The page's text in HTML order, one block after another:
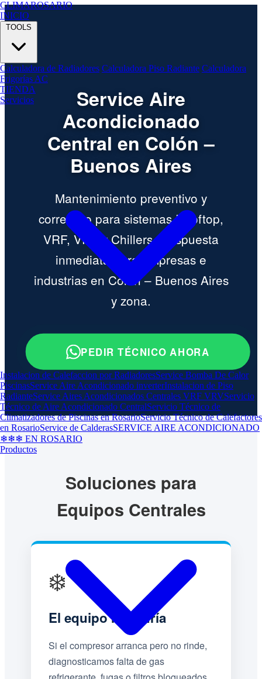
CLIMAROSARIO
INICIO
TOOLS
Calculadora de Radiadores Calculadora Piso Radiante Calculadora
Frigorías AC
TIENDA
Servicios
Instalacion de Calefaccion por RadiadoresService Bomba De Calor
PiscinasService Aire Acondicionado inverterInstalacion de Piso
RadianteService Aires Acondicionados Centrales VRF VRVServicio
Técnico de Aire Acondicionado CentralServicio Técnico de
Climatizadores de Piscinas en RosarioServicio Técnico de Calefactores
en RosarioService de CalderasSERVICE AIRE ACONDICIONADO
❄❄❄ EN ROSARIO
Productos
Service Aire
Acondicionado
Central en Colón –
Buenos Aires
Mantenimiento preventivo y
correctivo para sistemas Rooftop,
VRF, VRV y Chillers. Respuesta
inmediata para empresas e
industrias en Colón – Buenos Aires
y zona.
PEDIR TÉCNICO AHORA
Soluciones para
Equipos Centrales
❄️
El equipo no enfría
Si el compresor arranca pero no rinde,
diagnosticamos falta de gas